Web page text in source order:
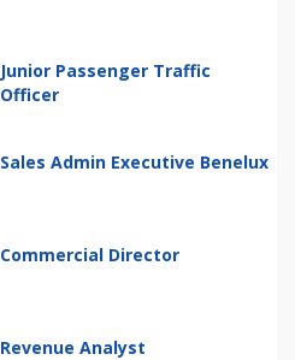
Junior Passenger Traffic
Officer
Sales Admin Executive Benelux
Commercial Director
Revenue Analyst